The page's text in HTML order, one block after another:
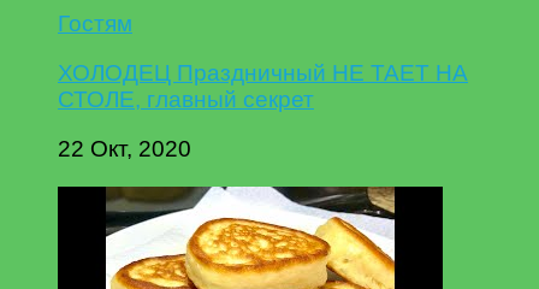
Гостям
ХОЛОДЕЦ Праздничный НЕ ТАЕТ НА
СТОЛЕ, главный секрет
22 Окт, 2020